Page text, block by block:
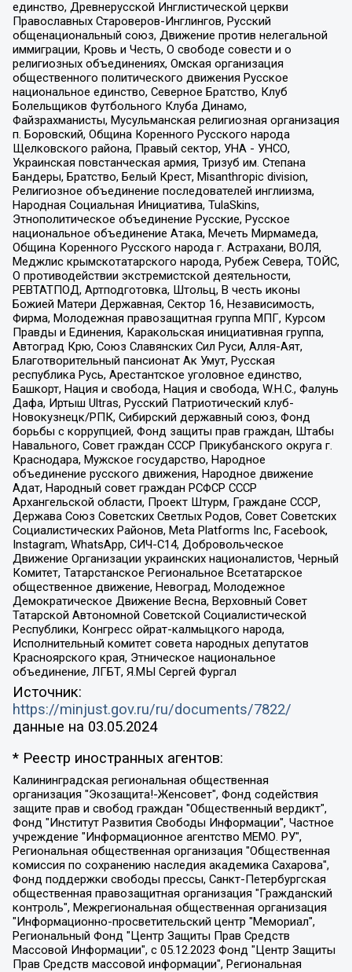
единство, Древнерусской Инглистической церкви
Православных Староверов-Инглингов, Русский
общенациональный союз, Движение против нелегальной
иммиграции, Кровь и Честь, О свободе совести и о
религиозных объединениях, Омская организация
общественного политического движения Русское
национальное единство, Северное Братство, Клуб
Болельщиков Футбольного Клуба Динамо,
Файзрахманисты, Мусульманская религиозная организация
п. Боровский, Община Коренного Русского народа
Щелковского района, Правый сектор, УНА - УНСО,
Украинская повстанческая армия, Тризуб им. Степана
Бандеры, Братство, Белый Крест, Misanthropic division,
Религиозное объединение последователей инглиизма,
Народная Социальная Инициатива, TulaSkins,
Этнополитическое объединение Русские, Русское
национальное объединение Атака, Мечеть Мирмамеда,
Община Коренного Русского народа г. Астрахани, ВОЛЯ,
Меджлис крымскотатарского народа, Рубеж Севера, ТОЙС,
О противодействии экстремистской деятельности,
РЕВТАТПОД, Артподготовка, Штольц, В честь иконы
Божией Матери Державная, Сектор 16, Независимость,
Фирма, Молодежная правозащитная группа МПГ, Курсом
Правды и Единения, Каракольская инициативная группа,
Автоград Крю, Союз Славянских Сил Руси, Алля-Аят,
Благотворительный пансионат Ак Умут, Русская
республика Русь, Арестантское уголовное единство,
Башкорт, Нация и свобода, Нация и свобода, W.H.С., Фалунь
Дафа, Иртыш Ultras, Русский Патриотический клуб-
Новокузнецк/РПК, Сибирский державный союз, Фонд
борьбы с коррупцией, Фонд защиты прав граждан, Штабы
Навального, Совет граждан СССР Прикубанского округа г.
Краснодара, Мужское государство, Народное
объединение русского движения, Народное движение
Адат, Народный совет граждан РСФСР СССР
Архангельской области, Проект Штурм, Граждане СССР,
Держава Союз Советских Светлых Родов, Совет Советских
Социалистических Районов, Meta Platforms Inc, Facebook,
Instagram, WhatsApp, СИЧ-С14, Добровольческое
Движение Организации украинских националистов, Черный
Комитет, Татарстанское Региональное Всетатарское
общественное движение, Невоград, Молодежное
Демократическое Движение Весна, Верховный Совет
Татарской Автономной Советской Социалистической
Республики, Конгресс ойрат-калмыцкого народа,
Исполнительный комитет совета народных депутатов
Красноярского края, Этническое национальное
объединение, ЛГБТ, Я.МЫ Сергей Фургал
Источник:
https://minjust.gov.ru/ru/documents/7822/
данные на 03.05.2024
* Реестр иностранных агентов:
Калининградская региональная общественная организация "Экозащита!-Женсовет", Фонд содействия защите прав и свобод граждан "Общественный вердикт", Фонд "Институт Развития Свободы Информации", Частное учреждение "Информационное агентство МЕМО. РУ", Региональная общественная организация "Общественная комиссия по сохранению наследия академика Сахарова", Фонд поддержки свободы прессы, Санкт-Петербургская общественная правозащитная организация "Гражданский контроль", Межрегиональная общественная организация "Информационно-просветительский центр "Мемориал", Региональный Фонд "Центр Защиты Прав Средств Массовой Информации", с 05.12.2023 Фонд "Центр Защиты Прав Средств массовой информации", Региональная общественная благотворительная организация помощи беженцам и мигрантам "Гражданское содействие", Негосударственное образовательное учреждение дополнительного профессионального образования (повышение квалификации) специалистов "АКАДЕМИЯ ПО ПРАВАМ ЧЕЛОВЕКА", Свердловская региональная общественная организация "Сутяжник", Автономная некоммерческая организация "Центр независимых социологических исследований", Союз общественных объединений "Российский исследовательский центр по правам человека", Региональное общественное учреждение научно-информационный центр "МЕМОРИАЛ", Некоммерческая организация "Фонд защиты гласности", Автономная некоммерческая организация "Институт прав человека", Городская общественная организация "Екатеринбургское общество "МЕМОРИАЛ", Городская общественная организация "Рязанское историко-просветительское и правозащитное общество "Мемориал" (Рязанский Мемориал), Челябинский региональный орган общественной самодеятельности – женское общественное объединение "Женщины Евразии", Челябинский региональный орган общественной самодеятельности "Уральская правозащитная группа", Фонд содействия защите здоровья и социальной справедливости имени Андрея Рылькова, Автономная Некоммерческая Организация "Аналитический Центр Юрия Левады", Автономная некоммерческая организация социальной поддержки населения "Проект Апрель", Региональная общественная организация помощи женщинам и детям, находящимся в кризисной ситуации "Информационно-методический центр "Анна", Фонд содействия развитию массовых коммуникаций и правовому просвещению "Так-так-Так", Фонд содействия устойчивому развитию "Серебряная тайга", Свердловский региональный общественный фонд социальных проектов "Новое время", "Idel.Реалии", Кавказ.Реалии, Крым.Реалии, Телеканал Настоящее Время, Татаро-башкирская служба Радио Свобода (Azatliq Radiosi), Радио Свободная Европа/Радио Свобода (PCE/PC), "Сибирь.Реалии", "Фактограф", Благотворительный фонд помощи осужденным и их семьям, Автономная некоммерческая организация "Институт глобализации и социальных движений", Фонд "В защиту прав заключенных", Частное учреждение "Центр поддержки и содействия развитию средств массовой информации", Пензенский региональный общественный благотворительный фонд "Гражданский союз", "Север.Реалии", Некоммерческая организация Фонд "Правовая инициатива", Общество с ограниченной ответственностью "Радио Свободная Европа/Радио Свобода", Чешское информационное агентство "MEDIUM-ORIENT", Красноярская региональная общественная организация "Мы против СПИДа", Камалягин Денис Николаевич, Маркелов Сергей Евгеньевич, Пономарев Лев Александрович, Савицкая Людмила Алексеевна, Автономная некоммерческая организация "Центр по работе с проблемой насилия "НАСИЛИЮ.НЕТ", Межрегиональный профессиональный союз работников здравоохранения "Альянс врачей", Юридическое лицо, зарегистрированное в Латвийской Республике, SIA "Medusa Project" (регистрационный номер 40103797863, дата регистрации 10.06.2014), Некоммерческая организация "Фонд по борьбе с коррупцией", Автономная некоммерческая организация "Институт права и публичной политики", Баданин Роман Сергеевич, Гликин Максим Александрович, Железнова Мария Михайловна, Лукьянова Юлия Сергеевна, Маетная Елизавета Витальевна, Маняхин Петр Борисович, Чуракова Ольга Владимировна, Ярош Юлия Петровна, Юридическое лицо "The Insider SIA", зарегистрированное в Риге, Латвийская Республика (дата регистрации 26.06.2015), являющееся администратором доменного имени интернет-издания "The Insider SIA", https://theins.ru, Постернак Алексей Евгеньевич, Рубин Михаил Аркадьевич, Анин Роман Александрович, Юридическое лицо Istories fonds, зарегистрированное в Латвийской Республике (регистрационный номер 50008295751, дата регистрации 24.02.2020), Великовский Дмитрий Александрович, Долинина Ирина Николаевна, Мароховская Алеся Алексеевна, Шлейнов Роман Юрьевич, Шмагун Олеся Валентиновна, Общество с ограниченной ответственностью "Альтаир 2021", Общество с ограниченной ответственностью "Вега 2021", Общество с ограниченной ответственностью "Главный редактор 2021", Общество с ограниченной ответственностью "Ромашки монолит", Важенков Артем Валерьевич, Ивановская областная общественная организация "Центр гендерных исследований", Гурман Юрий Альбертович, Медиапроект "ОВД-Инфо", Егоров Владимир Владимирович, Жилинский Владимир Александрович, Общество с ограниченной ответственностью "ЗП", Иванова София Юрьевна, Карезина Инна Павловна, Кильтау Екатерина Викторовна, Петров Алексей Викторович, Пискунов Сергей Евгеньевич, Смирнов Сергей Сергеевич, Тихонов Михаил Сергеевич, Общество с ограниченной ответственностью "ЖУРНАЛИСТ-ИНОСТРАННЫЙ АГЕНТ", Арапова Галина Юрьевна, Вольтская Татьяна Анатольевна, Американская компания "Mason G.E.S. Anonymous Foundation" (США), являющаяся владельцем интернет-издания https://mnews.world/, Компания "Stichting Bellingcat", зарегистрированная в Нидерландах (дата регистрации 11.07.2018), Захаров Андрей Вячеславович, Клепиковская Екатерина Дмитриевна, Общество с ограниченной ответственностью "МЕМО", Перл Роман Александрович, Симонов Евгений Алексеевич, Соловьева Елена Анатольевна, Сотников Даниил Владимирович, Сурначева Елизавета Дмитриевна, Автономная некоммерческая организация по защите прав человека и информированию населения "Якутия – Наше Мнение", Общество с ограниченной ответственностью "Москоу диджитал медиа", с 26.01.2023 Общество с ограниченной ответственностью "Чайка Белые сады", Ветошкина Валерия Валерьевна, Заговора Максим Александрович, Межрегиональное общественное движение "Российская ЛГБТ - сеть", Оленичев Максим Владимирович, Павлов Иван Юрьевич, Скворцова Елена Сергеевна, Общество с ограниченной ответственностью "Как бы инагент", Кочетков Игорь Викторович, Общество с ограниченной ответственностью "Честные выборы", Еланчик Олег Александрович, Общество с ограниченной ответственностью "Нобелевский призыв", Гималова Регина Эмилевна, Григорьев Андрей Валерьевич, Григорьева Алина Александровна, Ассоциация по содействию защите прав призывников, альтернативнослужащих и военнослужащих "Правозащитная группа "Гражданин.Армия.Право", Хисамова Регина Фаритовна, Автономная некоммерческая организация по реализации социально-правовых программ "Лилит", Дальневосточное общественное движение "Маяк", Санкт-Петербургская ЛГБТ-инициативная группа "Выход", Инициативная группа ЛГБТ+ "Реверс", Алексеев Андрей Викторович, Бекбулатова Таисия Львовна, Беляев Иван Михайлович, Владыкина Елена Сергеевна, Гельман Марат Александрович, Никульшина Вероника Юрьевна, Толоконникова Надежда Андреевна, Шендерович Виктор Анатольевич, Общество с ограниченной ответственностью "Данное сообщение", Общество с ограниченной ответственностью Издательский дом "Новая глава", Айнбиндер Александра Александровна, Московский комьюнити-центр для ЛГБТ+инициатив, Благотворительный фонд развития филантропии, Deutsche Welle (Германия, Kurt-Schumacher-Strasse 3, 53113 Bonn), Борзунова Мария Михайловна, Воробьев Виктор Викторович, Голубева Анна Львовна, Константинова Алла Михайловна, Малкова Ирина Владимировна, Мурадов Мурад Абдулгалимович, Осетинская Елизавета Николаевна, Понасенков Евгений Николаевич, Ганапольский Матвей Юрьевич, Киселев Евгений Алексеевич, Борухович Ирина Григорьевна, Дремин Иван Тимофеевич, Дубровский Дмитрий Викторович, Красноярская региональная общественная организация поддержки и развития альтернативных образовательных технологий и межкультурных коммуникаций "ИНТЕРРА", Маяковская Екатерина Алексеевна, Фейгин Марк Захарович, Филимонов Андрей Викторович, Дзугкоева Регина Николаевна, Доброхотов Роман Александрович, Дудь Юрий Александрович, Елкин Сергей Владимирович, Кругликов Кирилл Игоревич, Сабунаева Мария Леонидовна, Семенов Алексей Владимирович, Шаинян Карен Багратович, Шульман Екатерина Михайловна, Асафьев Артур Валерьевич, Вахштайн Виктор Семенович, Венедиктов Алексей Алексеевич, Лушникова Екатерина Евгеньевна, Волков Леонид Михайлович, Невзоров Александр Глебович, Пархоменко Сергей Борисович, Сироткин Ярослав Николаевич, Кара-Мурза Владимир Владимирович, Баранова Наталья Владимировна, Гозман Леонид Яковлевич, Кагарлицкий Борис Юльевич, Климарев Михаил Валерьевич, Милов Владимир Станиславович, Автономная некоммерческая организация Краснодарский центр современного искусства "Типография", Моргенштерн Алишер Тагирович, Соболь Любовь Эдуардовна, Общество с ограниченной ответственностью "ЛИЗА НОРМ", Каспаров Гарри Кимович, Ходорковский Михаил Борисович, Общество с ограниченной ответственностью "Апрельские тезисы", Данилович Ирина Брониславовна, Кашин Олег Владимирович, Петров Николай Владимирович, Пивоваров Алексей Владимирович, Соколов Михаил Владимирович, Цветкова Юлия Владимировна, Чичваркин Евгений Александрович, Комитет против пыток/Команда против пыток, Общество с ограниченной ответственностью "Первый научный", Общество с ограниченной ответственностью "Вертолет и ко", Белоцерковская Вероника Борисовна, Кац Максим Евгеньевич, Лазарева Татьяна Юрьевна, Шаведдинов Руслан Табризович, Яшин Илья Валерьевич, Общество с ограниченной ответственностью "Иноагент ААВ", Алешковский Дмитрий Петрович, Альбац Евгения Марковна, Быков Дмитрий Львович, Галямина Юлия Евгеньевна, Лойко Сергей Леонидович, Мартынов Кирилл Константинович, Медведев Сергей Александрович, Крашенинников Федор Геннадиевич, Гордеева Катерина Вл